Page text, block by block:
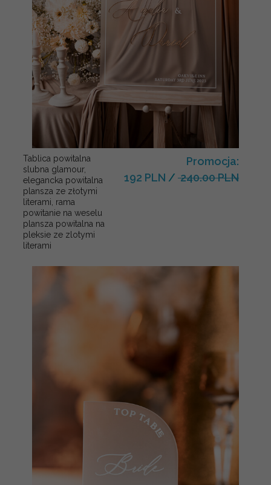
Tablica powitalna
slubna glamour,
elegancka powitalna
plansza ze złotymi
literami, rama
powitanie na weselu
plansza powitalna na
pleksie ze zlotymi
literami
Promocja:
192 PLN / 240.00 PLN